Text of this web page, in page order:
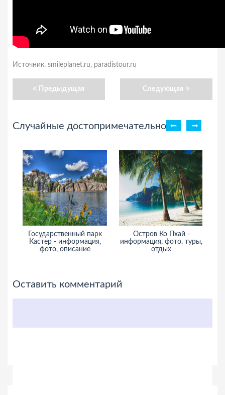
Источник. smileplanet.ru, paradistour.ru
Предыдущая Следующая
Случайные достопримечательности
Государственный парк
Кастер - информация,
фото, описание
Остров Ко Пхай -
информация, фото, туры,
отдых
Оставить комментарий